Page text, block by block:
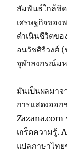
สัมพันธ์ใกล้ชิ
เศรษฐกิจของ
ดำเนินชีวิตขอ
อนวัชศิริวงศ์
จุฬาลงกรณ์มห
มันเป็นผลมา
การแสดงออก
Zazana.com
เกร็ดความรู้.
แปลภาษาไท